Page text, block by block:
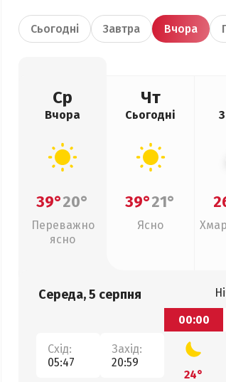
Сьогодні Завтра Вчора
Ср
Вчора
39°20°
Переважно
ясно
Чт
Сьогодні
39°21°
Ясно
Середа, 5 серпня
Схід:
05:47
Захід:
20:59
00:00
24°